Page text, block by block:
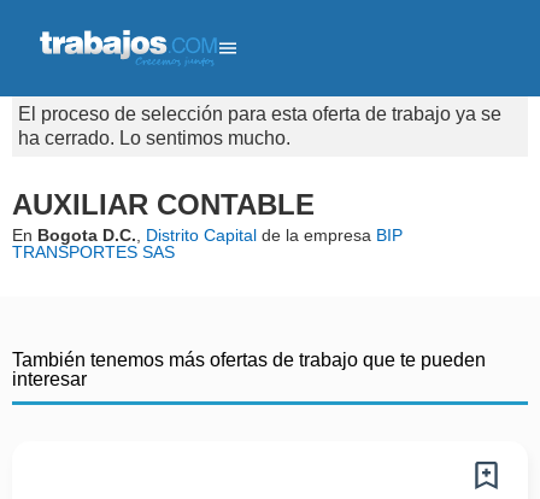
El proceso de selección para esta oferta de trabajo ya se
ha cerrado. Lo sentimos mucho.
AUXILIAR CONTABLE
En Bogota D.C. Distrito Capital de la empresa BIP
TRANSPORTES SAS
También tenemos más ofertas de trabajo que te pueden
interesar